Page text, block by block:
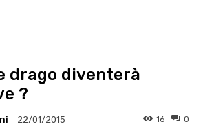
drago diventerà
?
22/01/2015 0
16